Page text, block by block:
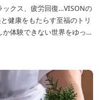
ックス、疲労回復…VISONの
健康をもたらす至福のトリ